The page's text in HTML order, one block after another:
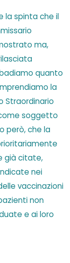
la spinta che il
ma,
quanto
la
Straordinario
soggetto
però, che la
già citate,
nei
vaccinazioni
non
e ai loro